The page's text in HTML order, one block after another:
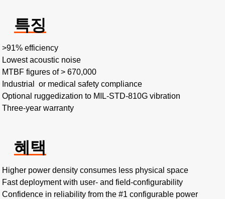
특징
>91% efficiency​
Lowest acoustic noise​
MTBF figures of > 670,000​
Industrial or medical safety compliance
Optional ruggedization to MIL-STD-810G vibration​
Three-year warranty
혜택
Higher power density consumes less physical space​
Fast deployment with user- and field-configurability​
Confidence in reliability from the #1 configurable power